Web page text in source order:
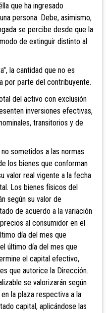
que ha ingresado
persona. Debe, asimismo,
se percibe desde que la
de extinguir distinto al
la cantidad que no es
por parte del contribuyente.
del activo con exclusión
inversiones efectivas,
transitorios y de
sometidos a las normas
los bienes que conforman
valor real vigente a la fecha
Los bienes físicos del
según su valor de
de acuerdo a la variación
al consumidor en el
día del mes que
último día del mes que
el capital efectivo,
que autorice la Dirección.
se valorizarán según
la plaza respectiva a la
capital, aplicándose las